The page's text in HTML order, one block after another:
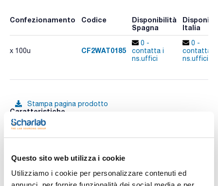
Questo sito web utilizza i cookie
Utilizziamo i cookie per personalizzare contenuti ed
Confezionamento Codice
Disponibilità
Spagna
Italia
x 100u CF2WAT0185
0 -
contatta i
ns.uffici
0 -
contatta i
ns.uffici
Stampa pagina prodotto
Caratteristiche
Diametro (mm) : 185
Assorbimento tipico (μm) : 1-3
Fogli di carta da filtro per analisi quantitative e gravimetriche.
di ceneri inferiore allo 0,01%.